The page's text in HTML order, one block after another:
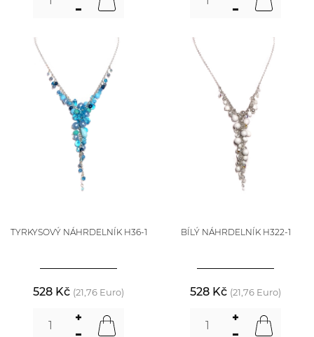
TYRKYSOVÝ NÁHRDELNÍK H36-1
528 Kč (21,76 Euro)
BÍLÝ NÁHRDELNÍK H322-1
528 Kč (21,76 Euro)